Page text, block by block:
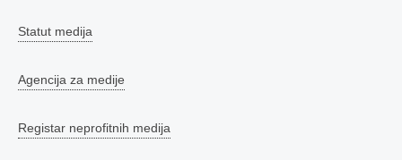
Statut medija
Agencija za medije
Registar neprofitnih medija